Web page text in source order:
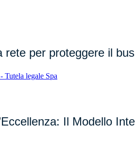
rete per proteggere il
Il Modello